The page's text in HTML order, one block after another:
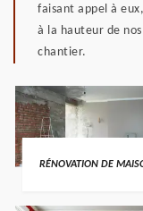
faisant appel à
à la hauteur de
chantier.
RÉNOVATION DE